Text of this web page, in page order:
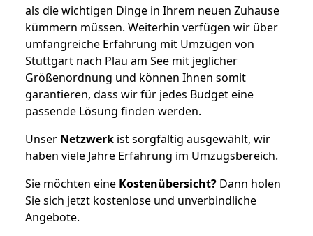
als die wichtigen Dinge in Ihrem neuen Zuhause
kümmern müssen. Weiterhin verfügen wir über
umfangreiche Erfahrung mit Umzügen von
Stuttgart nach Plau am See mit jeglicher
Größenordnung und können Ihnen somit
garantieren, dass wir für jedes Budget eine
passende Lösung finden werden.
Unser Netzwerk ist sorgfältig ausgewählt, wir
haben viele Jahre Erfahrung im Umzugsbereich.
Sie möchten eine Kostenübersicht? Dann holen
Sie sich jetzt kostenlose und unverbindliche
Angebote.